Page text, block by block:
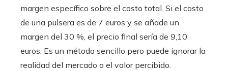
margen específico sobre el costo total. Si el costo
de una pulsera es de 7 euros y se añade un
margen del 30 %, el precio final sería de 9,10
euros. Es un método sencillo pero puede ignorar la
realidad del mercado o el valor percibido.